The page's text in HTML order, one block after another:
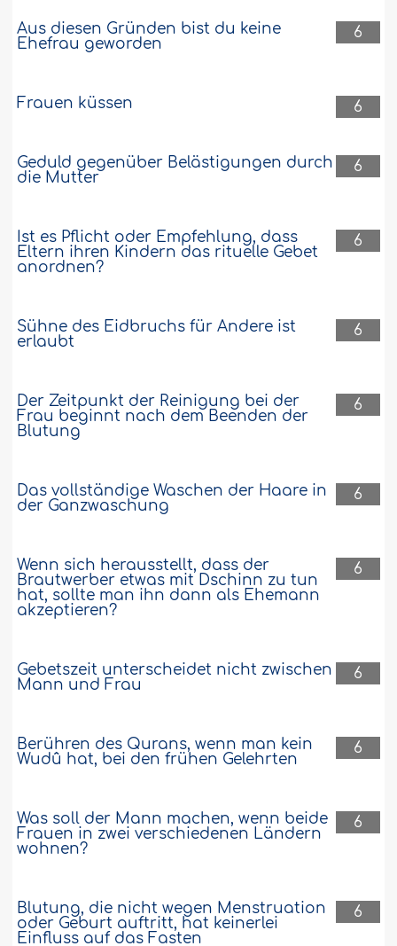
6
Aus diesen Gründen bist du keine
Ehefrau geworden
6
Frauen küssen
6
Geduld gegenüber Belästigungen durch
die Mutter
6
Ist es Pflicht oder Empfehlung, dass
Eltern ihren Kindern das rituelle Gebet
anordnen?
6
Sühne des Eidbruchs für Andere ist
erlaubt
6
Der Zeitpunkt der Reinigung bei der
Frau beginnt nach dem Beenden der
Blutung
6
Das vollständige Waschen der Haare in
der Ganzwaschung
6
Wenn sich herausstellt, dass der
Brautwerber etwas mit Dschinn zu tun
hat, sollte man ihn dann als Ehemann
akzeptieren?
6
Gebetszeit unterscheidet nicht zwischen
Mann und Frau
6
Berühren des Qurans, wenn man kein
Wudû hat, bei den frühen Gelehrten
6
Was soll der Mann machen, wenn beide
Frauen in zwei verschiedenen Ländern
wohnen?
6
Blutung, die nicht wegen Menstruation
oder Geburt auftritt, hat keinerlei
Einfluss auf das Fasten